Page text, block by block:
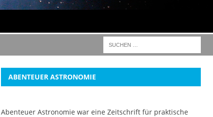
ABENTEUER ASTRONOMIE
Abenteuer Astronomie war eine Zeitschrift für praktische